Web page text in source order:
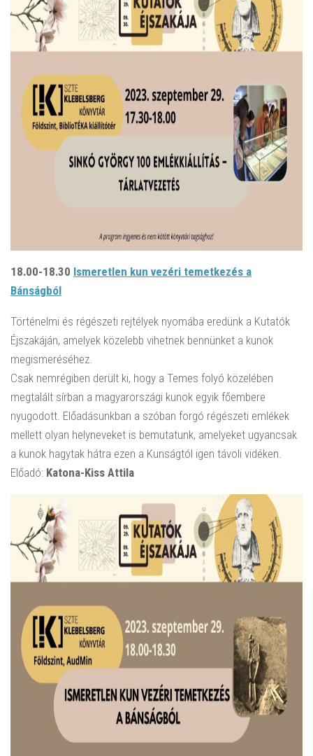
18.00-18.30 Ismeretlen kun vezéri temetkezés a
Bánságból
Történelmi és régészeti rejtélyek nyomába eredünk a Kutatók
Éjszakáján, amelyek közelebb vihetnek bennünket a kunok
megismeréséhez.
Csak nemrégiben derült ki, hogy a Temes folyó közelében
megtalált sírban a magyarországi kunok egyik főembere
nyugodott. Előadásunkban a szóban forgó régészeti emlékek
mellett olyan helyneveket is bemutatunk, amelyeket ugyancsak
a kunok hagytak hátra ezen a Kunságtól igen távoli vidéken.
Előadó: Katona-Kiss Attila